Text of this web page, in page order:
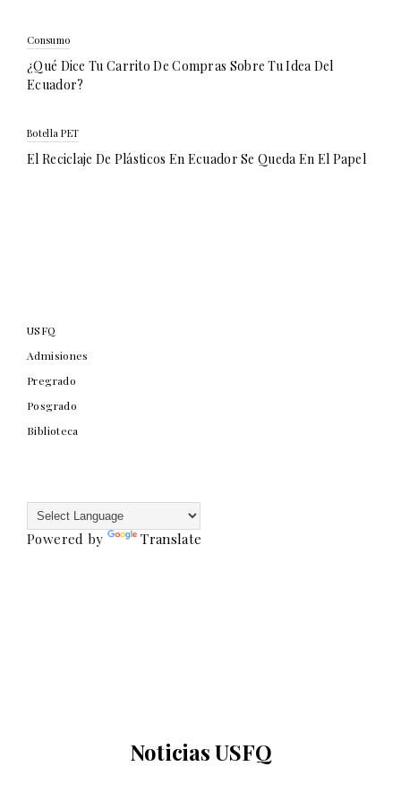
Consumo
¿Qué Dice Tu Carrito De Compras Sobre Tu Idea Del
Ecuador?
Botella PET
El Reciclaje De Plásticos En Ecuador Se Queda En El Papel
USFQ
Admisiones
Pregrado
Posgrado
Biblioteca
Powered by Translate
Noticias USFQ